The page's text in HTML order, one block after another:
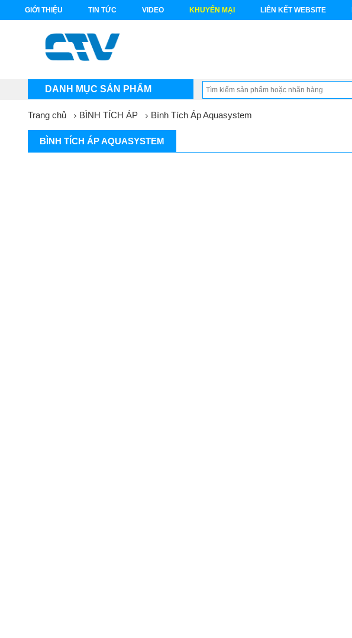
GIỚI THIỆU TIN TỨC VIDEO KHUYẾN MẠI LIÊN KẾT WEBSITE
DANH MỤC SẢN PHẨM
Trang chủ BÌNH TÍCH ÁP Bình Tích Áp Aquasystem
BÌNH TÍCH ÁP AQUASYSTEM